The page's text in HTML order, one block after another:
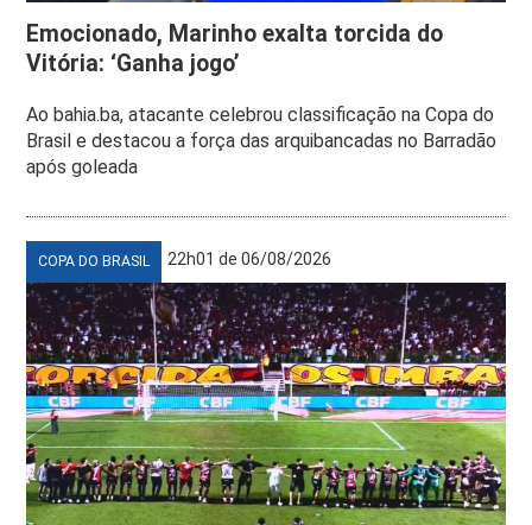
Emocionado, Marinho exalta torcida do
Vitória: ‘Ganha jogo’
Ao bahia.ba, atacante celebrou classificação na Copa do
Brasil e destacou a força das arquibancadas no Barradão
após goleada
COPA DO BRASIL 22h01 de 06/08/2026